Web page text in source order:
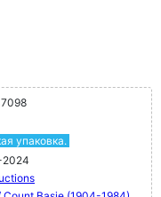
упаковка.